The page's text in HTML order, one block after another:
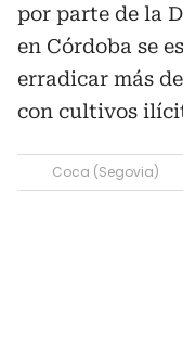
por parte de la
en Córdoba se
erradicar más
con cultivos
Coca (Segovia)